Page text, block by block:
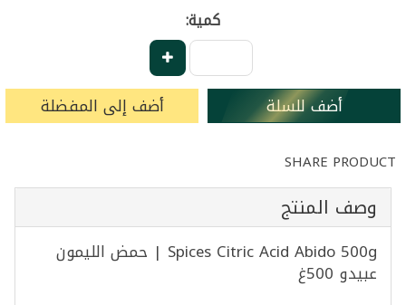
كمية:
أضف للسلة أضف إلى المفضلة
SHARE PRODUCT
وصف المنتج
Spices Citric Acid Abido 500g | حمض الليمون
عبيدو 500غ